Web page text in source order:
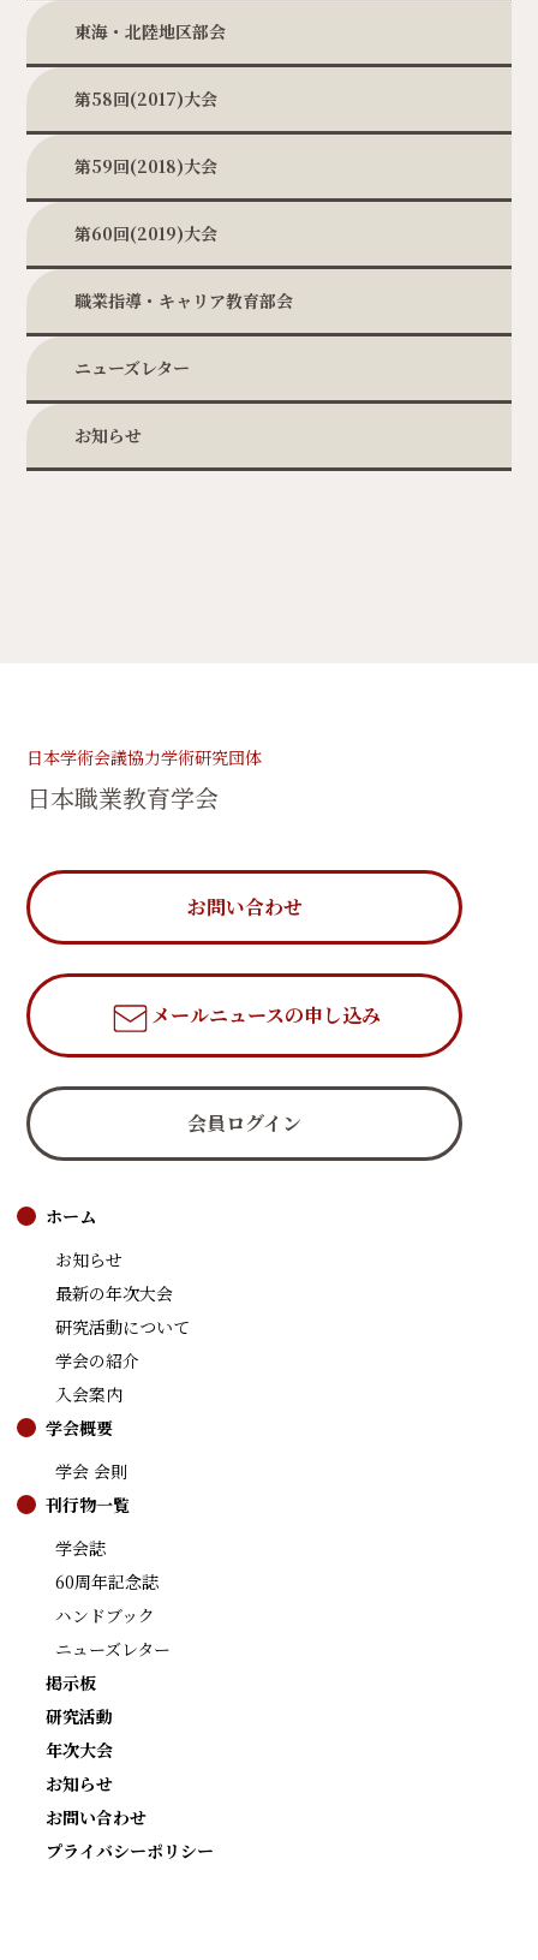
東海・北陸地区部会
第58回(2017)大会
第59回(2018)大会
第60回(2019)大会
職業指導・キャリア教育部会
ニューズレター
お知らせ
日本学術会議協力学術研究団体
日本職業教育学会
お問い合わせ
メールニュースの申し込み
会員ログイン
ホーム
お知らせ
最新の年次大会
研究活動について
学会の紹介
入会案内
学会概要
学会 会則
刊行物一覧
学会誌
60周年記念誌
ハンドブック
ニューズレター
掲示板
研究活動
年次大会
お知らせ
お問い合わせ
プライバシーポリシー